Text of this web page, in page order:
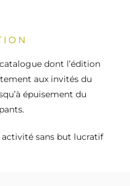
dont l’édition
aux invités du
épuisement du
activité sans but lucratif